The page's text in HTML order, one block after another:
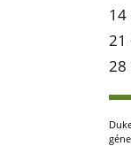
14
21
28